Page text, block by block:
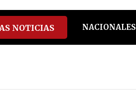
spotify
NOTICIAS NACIONALES